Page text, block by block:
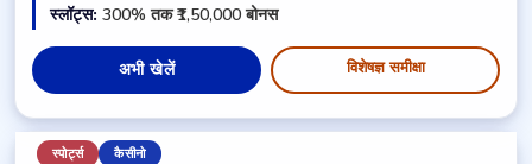
स्लॉट्स: 300% तक ₹1,50,000 बोनस
अभी खेलें विशेषज्ञ समीक्षा
स्पोर्ट्स कैसीनो